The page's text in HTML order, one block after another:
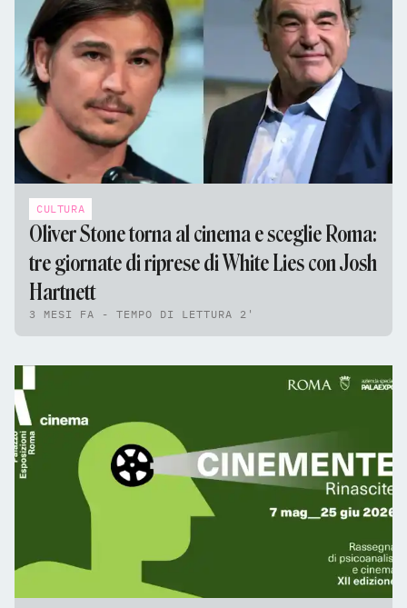
CULTURA
Oliver Stone torna al cinema e sceglie Roma:
tre giornate di riprese di White Lies con Josh
Hartnett
3 MESI FA - TEMPO DI LETTURA 2'